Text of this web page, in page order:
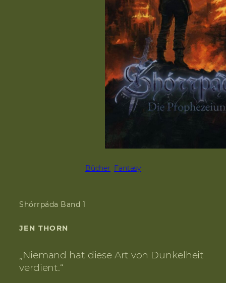
Bücher Fantasy
Shórrpáda Band 1
JEN THORN
„Niemand hat diese Art von Dunkelheit
verdient.“